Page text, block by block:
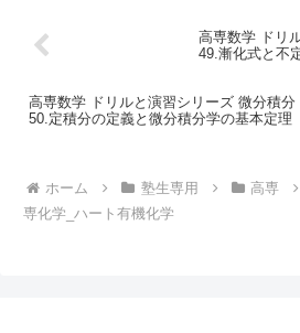
高専数学 ドリ
49.漸化式と不
高専数学 ドリルと演習シリーズ 微分積分
50.定積分の定義と微分積分学の基本定理
ホーム 塾生専用 高専
専化学_ハート有機化学